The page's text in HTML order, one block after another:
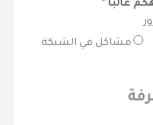
غالباً *
مشاكل في الشبكة